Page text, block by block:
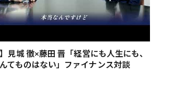
】見城 徹×藤田 晋「経営にも人生にも、
てものはない」ファイナンス対談